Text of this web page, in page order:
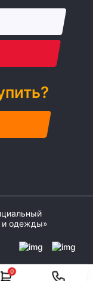
0
и одежды»